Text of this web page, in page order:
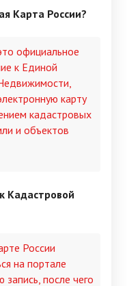
Карта России?
официальное
к Единой
карту
кадастровых
и объектов
Кадастровой
России
на портале
запись, после чего